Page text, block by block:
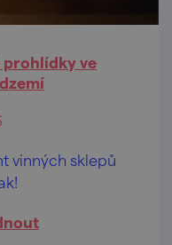
prohlídky ve
vinných sklepů